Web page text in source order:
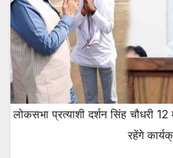
लोकसभा प्रत्याशी दर्शन सिंह चौधरी
रहेंगे